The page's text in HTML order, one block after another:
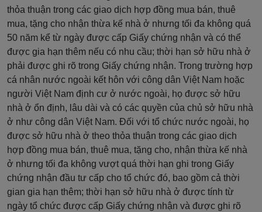
thỏa thuận trong các giao dịch hợp đồng mua bán, thuê
mua, tặng cho nhận thừa kế nhà ở nhưng tối đa không quá
50 năm kể từ ngày được cấp Giấy chứng nhận và có thể
được gia hạn thêm nếu có nhu cầu; thời hạn sở hữu nhà ở
phải được ghi rõ trong Giấy chứng nhận. Trong trường hợp
cá nhân nước ngoài kết hôn với công dân Việt Nam hoặc
người Việt Nam định cư ở nước ngoài, họ được sở hữu
nhà ở ổn định, lâu dài và có các quyền của chủ sở hữu nhà
ở như công dân Việt Nam. Đối với tổ chức nước ngoài, họ
được sở hữu nhà ở theo thỏa thuận trong các giao dịch
hợp đồng mua bán, thuê mua, tặng cho, nhận thừa kế nhà
ở nhưng tối đa không vượt quá thời hạn ghi trong Giấy
chứng nhận đầu tư cấp cho tổ chức đó, bao gồm cả thời
gian gia hạn thêm; thời hạn sở hữu nhà ở được tính từ
ngày tổ chức được cấp Giấy chứng nhận và được ghi rõ